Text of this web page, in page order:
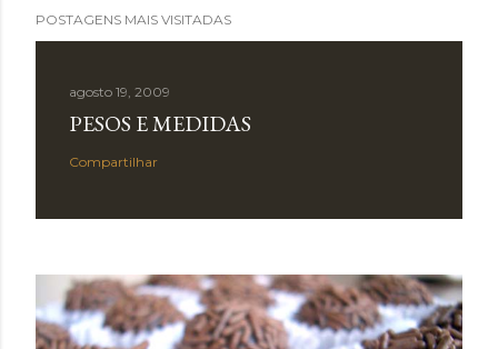
POSTAGENS MAIS VISITADAS
agosto 19, 2009
PESOS E MEDIDAS
Compartilhar